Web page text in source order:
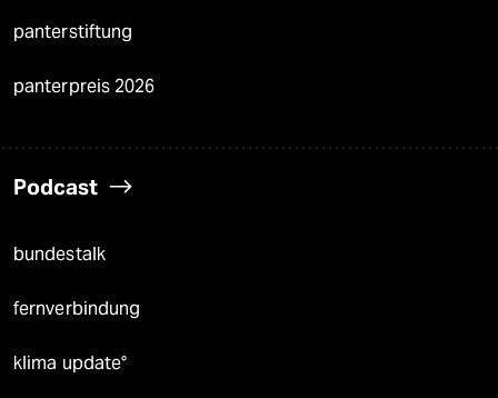
panterstiftung
panterpreis 2026
Podcast
bundestalk
fernverbindung
klima update°